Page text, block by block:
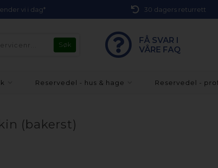
vi i dag* 30 dagers returrett
FÅ SVAR I
VÅRE FAQ
Reservedel - hus & hage Reservedel -
(bakerst)